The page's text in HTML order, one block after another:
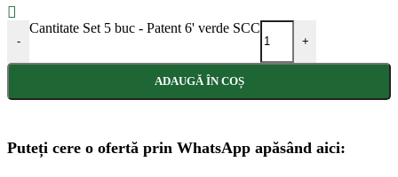
-
Cantitate Set 5 buc - Patent 6' verde SCC
+
ADAUGĂ ÎN COȘ
Puteți cere o ofertă prin WhatsApp apăsând aici: